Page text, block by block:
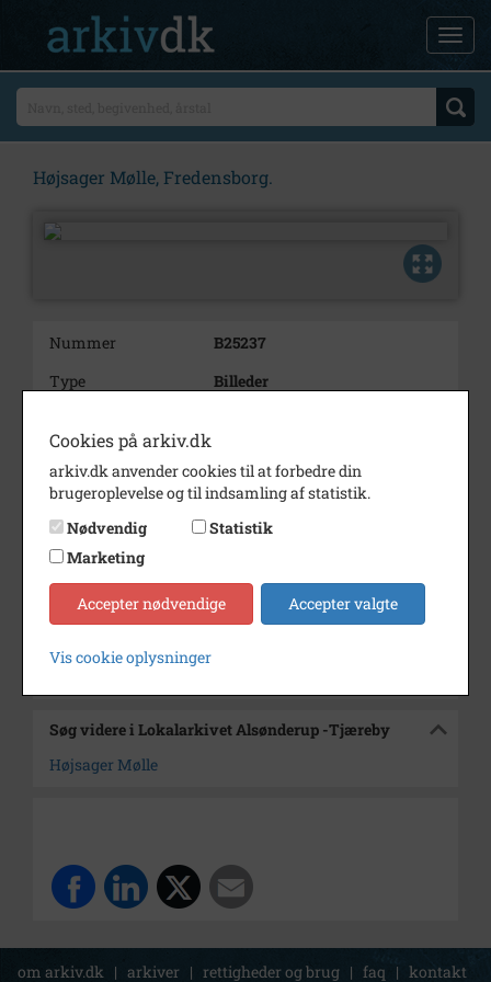
Højsager Mølle, Fredensborg.
Nummer
B25237
Type
Billeder
Årstal
1976
Dateringsnote
2/4 1976
Fotograf
Arkiv
Lokalarkivet Alsønderup -
Tjæreby
Kontakt arkivet
Søg videre i Lokalarkivet Alsønderup -Tjæreby
Højsager Mølle
om arkiv.dk | arkiver | rettigheder og brug | faq | kontakt
Cookies på arkiv.dk
arkiv.dk anvender cookies til at forbedre din
brugeroplevelse og til indsamling af statistik.
Nødvendig
Statistik
Marketing
Accepter nødvendige Accepter valgte
Vis cookie oplysninger